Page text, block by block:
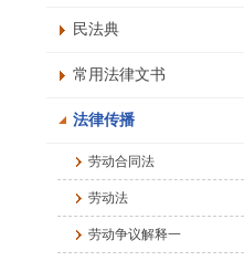
民法典
常用法律文书
法律传播
劳动合同法
劳动法
劳动争议解释一